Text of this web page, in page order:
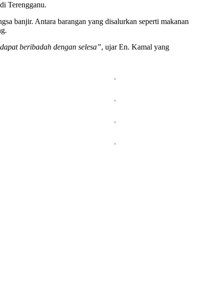
Terengganu.
banjir. Antara barangan yang disalurkan seperti makanan
beribadah dengan selesa”, ujar En. Kamal yang